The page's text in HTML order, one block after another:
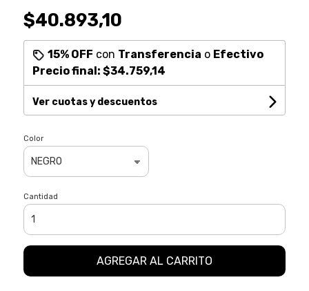
$40.893,10
15% OFF con Transferencia o Efectivo
Precio final: $34.759,14
Ver cuotas y descuentos
Color
Cantidad
AGREGAR AL CARRITO